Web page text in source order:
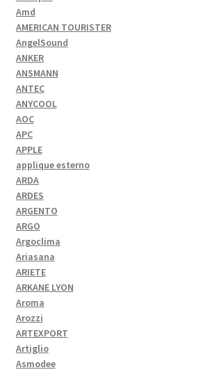
Amd
AMERICAN TOURISTER
AngelSound
ANKER
ANSMANN
ANTEC
ANYCOOL
AOC
APC
APPLE
applique esterno
ARDA
ARDES
ARGENTO
ARGO
Argoclima
Ariasana
ARIETE
ARKANE LYON
Aroma
Arozzi
ARTEXPORT
Artiglio
Asmodee